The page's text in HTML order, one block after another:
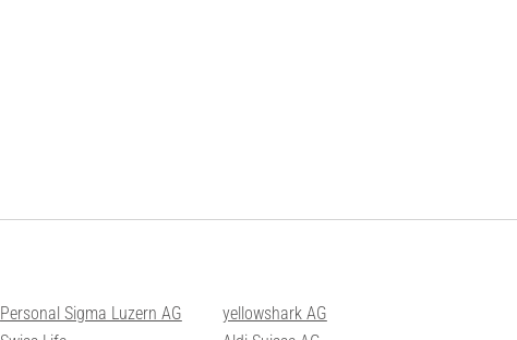
Personal Sigma Luzern AG
yellowshark AG